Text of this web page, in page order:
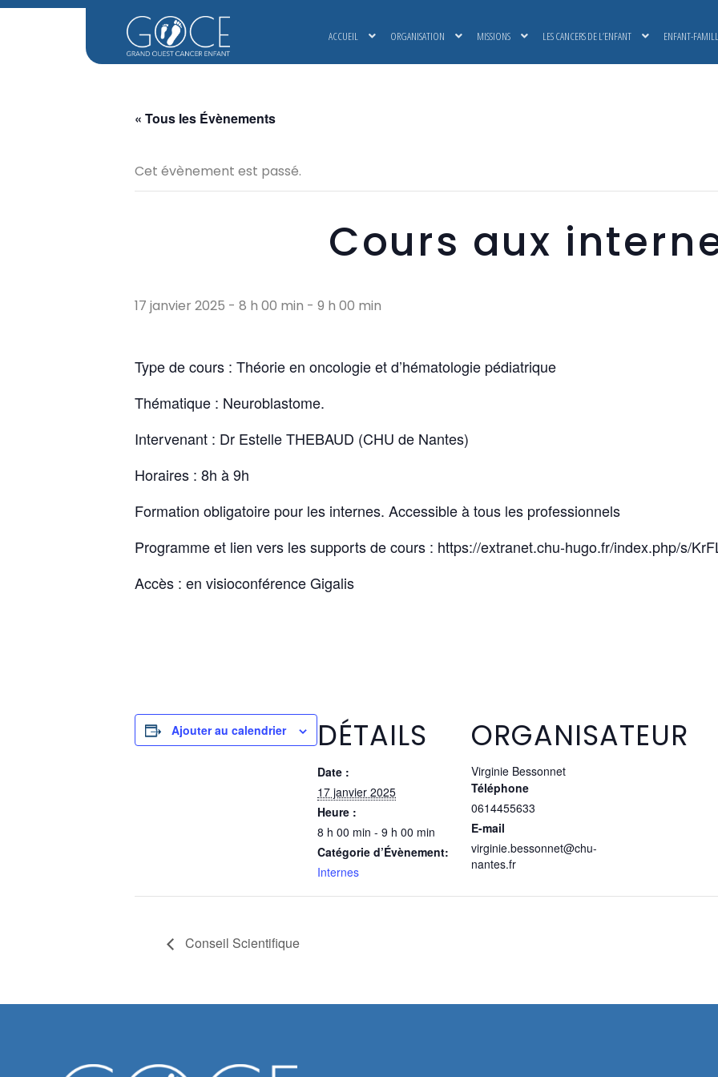
ACCUEIL ORGANISATION MISSIONS LES CANCERS DE L’ENFANT ENFANT-
« Tous les Évènements
Cet évènement est passé.
Cours aux
17 janvier 2025 - 8 h 00 min - 9 h 00 min
Type de cours : Théorie en oncologie et d’hématologie pédiatrique
Thématique : Neuroblastome.
Intervenant : Dr Estelle THEBAUD (CHU de Nantes)
Horaires : 8h à 9h
Formation obligatoire pour les internes. Accessible à tous les professionnels
Programme et lien vers les supports de cours : https://extranet.chu-hugo.fr/index.php/s/
Accès : en visioconférence Gigalis
Ajouter au calendrier DÉTAILS
Date :
17 janvier 2025
Heure :
8 h 00 min - 9 h 00 min
Catégorie d’Évènement:
Internes
ORGANISATEUR
Virginie Bessonnet
Téléphone
0614455633
E-mail
virginie.bessonnet@chu-
nantes.fr
Conseil Scientifique